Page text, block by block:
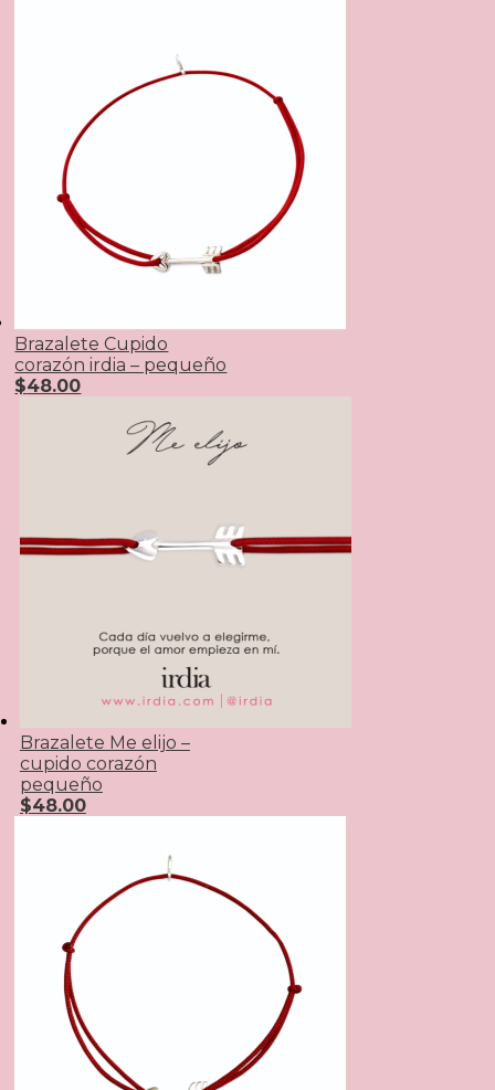
Brazalete Cupido
corazón irdia – pequeño
$48.00
Brazalete Me elijo –
cupido corazón
pequeño
$48.00